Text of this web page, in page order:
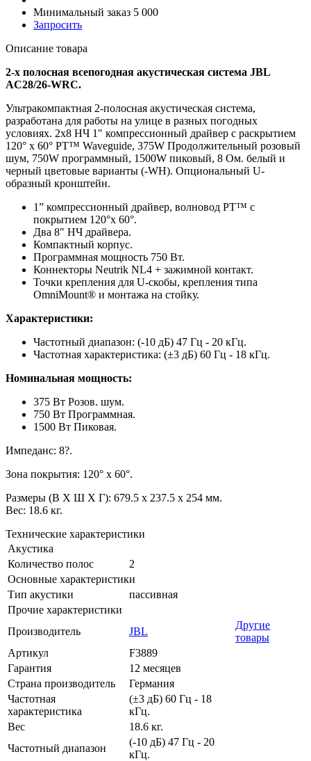
Минимальный заказ 5 000
Запросить
Описание товара
2-х полосная всепогодная акустическая система JBL
AC28/26-WRC.
Ультракомпактная 2-полосная акустическая система,
разработана для работы на улице в разных погодных
условиях. 2х8 НЧ 1" компрессионный драйвер с раскрытием
120° x 60° PT™ Waveguide, 375W Продолжительный розовый
шум, 750W программный, 1500W пиковый, 8 Ом. белый и
черный цветовые варианты (-WH). Опциональный U-
образный кронштейн.
1” компрессионный драйвер, волновод PT™ с
покрытием 120°x 60°.
Два 8" НЧ драйвера.
Компактный корпус.
Программная мощность 750 Вт.
Коннекторы Neutrik NL4 + зажимной контакт.
Точки крепления для U-скобы, крепления типа
OmniMount® и монтажа на стойку.
Характеристики:
Частотный диапазон: (-10 дБ) 47 Гц - 20 кГц.
Частотная характеристика: (±3 дБ) 60 Гц - 18 кГц.
Номинальная мощность:
375 Вт Розов. шум.
750 Вт Программная.
1500 Вт Пиковая.
Импеданс: 8?.
Зона покрытия: 120° x 60°.
Размеры (В X Ш X Г): 679.5 x 237.5 x 254 мм.
Вес: 18.6 кг.
Технические характеристики
Акустика
Количество полос
2
Основные характеристики
Тип акустики
пассивная
Прочие характеристики
Производитель
JBL
Другие
товары
Артикул
F3889
Гарантия
12 месяцев
Страна производитель
Германия
Частотная
характеристика
(±3 дБ) 60 Гц - 18
кГц.
Вес
18.6 кг.
Частотный диапазон
(-10 дБ) 47 Гц - 20
кГц.